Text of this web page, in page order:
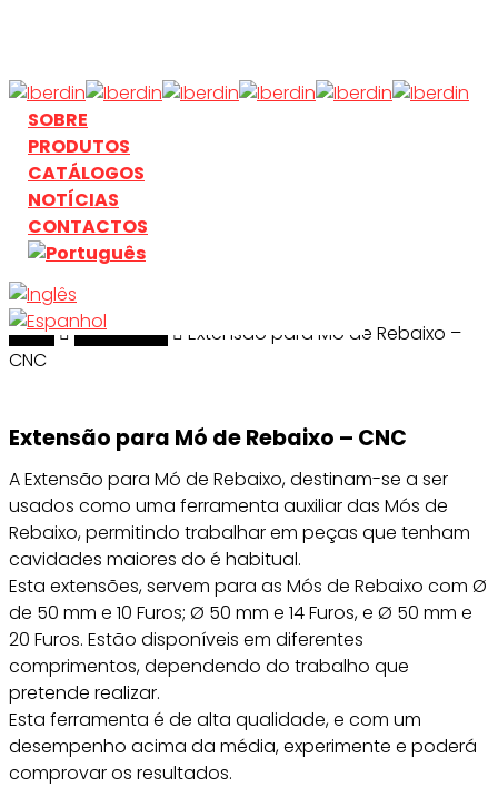
main
content
search
Menu
SOBRE
PRODUTOS
CATÁLOGOS
NOTÍCIAS
CONTACTOS
search
Início Acessórios
Extensão para Mó de Rebaixo –
CNC
Extensão para Mó de Rebaixo – CNC
A Extensão para Mó de Rebaixo, destinam-se a ser
usados como uma ferramenta auxiliar das Mós de
Rebaixo, permitindo trabalhar em peças que tenham
cavidades maiores do é habitual.
Esta extensões, servem para as Mós de Rebaixo com Ø
de 50 mm e 10 Furos; Ø 50 mm e 14 Furos, e Ø 50 mm e
20 Furos. Estão disponíveis em diferentes
comprimentos, dependendo do trabalho que
pretende realizar.
Esta ferramenta é de alta qualidade, e com um
desempenho acima da média, experimente e poderá
comprovar os resultados.